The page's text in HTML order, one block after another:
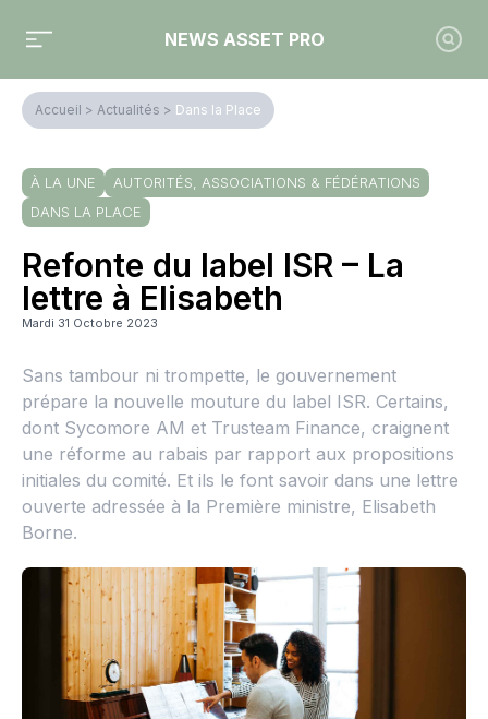
NEWS ASSET PRO
Accueil > Actualités > Dans la Place
À LA UNE
AUTORITÉS, ASSOCIATIONS & FÉDÉRATIONS
DANS LA PLACE
Refonte du label ISR – La
lettre à Elisabeth
Mardi 31 Octobre 2023
Sans tambour ni trompette, le gouvernement
prépare la nouvelle mouture du label ISR. Certains,
dont Sycomore AM et Trusteam Finance, craignent
une réforme au rabais par rapport aux propositions
initiales du comité. Et ils le font savoir dans une lettre
ouverte adressée à la Première ministre, Elisabeth
Borne.